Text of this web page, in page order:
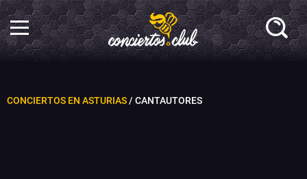
CONCIERTOS EN ASTURIAS/ CANTAUTORES